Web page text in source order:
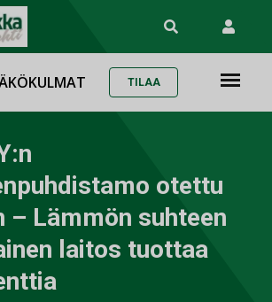
TILAA
otettu
– Lämmön suhteen
laitos tuottaa